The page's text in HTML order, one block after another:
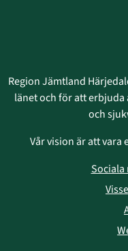
Region Jämtland
länet och för att erbjuda
och
Vår vision är att vara